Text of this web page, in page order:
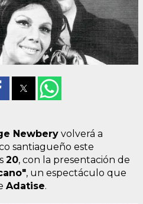
Newbery volverá a
santiagueño este
20, con la presentación de
, un espectáculo que
Adatise.